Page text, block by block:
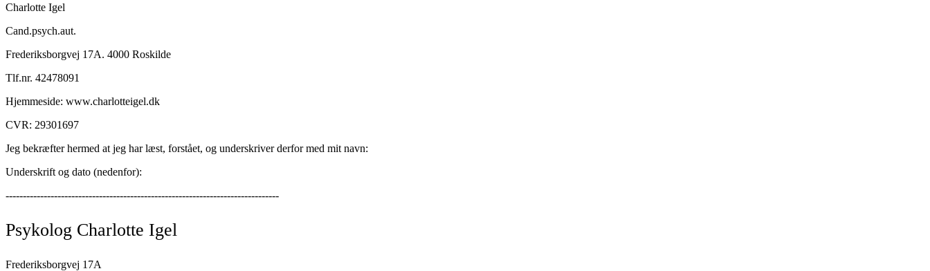
Charlotte Igel
Cand.psych.aut.
Frederiksborgvej 17A. 4000 Roskilde
Tlf.nr. 42478091
Hjemmeside: www.charlotteigel.dk
CVR: 29301697
Jeg bekræfter hermed at jeg har læst, forstået, og underskriver derfor med mit navn:
Underskrift og dato (nedenfor):
-------------------------------------------------------------------------------
Psykolog Charlotte Igel
Frederiksborgvej 17A